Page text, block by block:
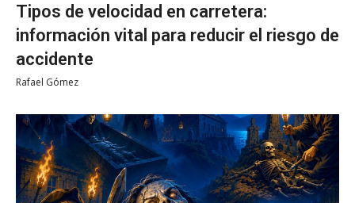
Tipos de velocidad en carretera:
información vital para reducir el riesgo de
accidente
Rafael Gómez